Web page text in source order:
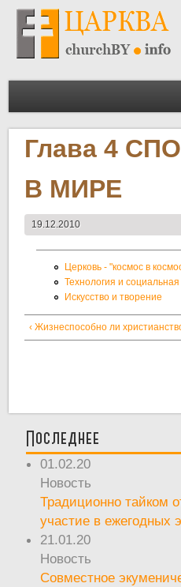
Глава 4
В МИРЕ
19.12.2010
Церковь - "космос в
Технология и
Искусство и творение
‹ Жизнеспособно ли
Последнее
01.02.20
Новость
Традиционно тайком
участие в ежегодных
21.01.20
Новость
Совместное